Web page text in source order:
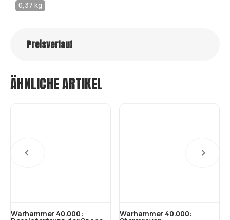
0,37 kg
Preisverlauf
ÄHNLICHE ARTIKEL
Warhammer 40.000: Warhammer 40.000: